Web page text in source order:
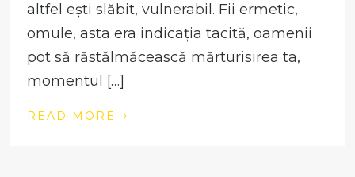
altfel ești slăbit, vulnerabil. Fii ermetic,
omule, asta era indicația tacită, oamenii
pot să răstălmăcească mărturisirea ta,
momentul […]
READ MORE ›